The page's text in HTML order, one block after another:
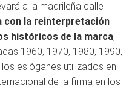
a la madrileña calle
con la reinterpretación
históricos de la marca,
1960, 1970, 1980, 1990,
eslóganes utilizados en
de la firma en los